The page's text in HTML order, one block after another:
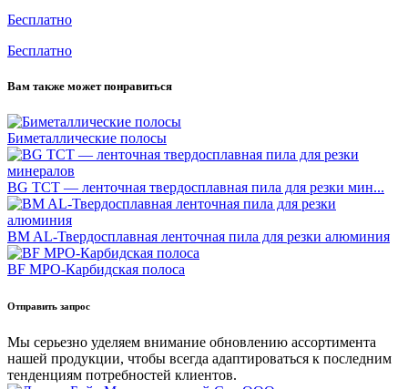
Бесплатно
Бесплатно
Вам также может понравиться
Биметаллические полосы
BG TCT — ленточная твердосплавная пила для резки мин...
BM AL-Твердосплавная ленточная пила для резки алюминия
BF MPO-Карбидская полоса
Отправить запрос
Мы серьезно уделяем внимание обновлению ассортимента
нашей продукции, чтобы всегда адаптироваться к последним
тенденциям потребностей клиентов.